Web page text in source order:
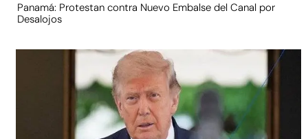
Panamá: Protestan contra Nuevo Embalse del Canal por
Desalojos